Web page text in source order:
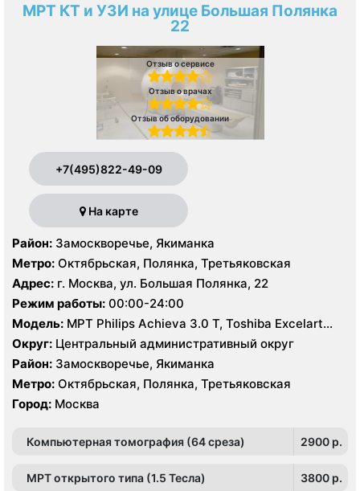
МРТ КТ и УЗИ на улице Большая Полянка
22
Отзыв о сервисе
Отзыв о врачах
Отзыв об оборудовании
+7(495)822-49-09
На карте
Район: Замоскворечье, Якиманка
Метро: Октябрьская, Полянка, Третьяковская
Адрес: г. Москва, ул. Большая Полянка, 22
Режим работы: 00:00-24:00
Модель: МРТ Philips Achieva 3.0 Т, Toshiba Excelart
Vantage 1.5 Т, КТ Philips Brilliance CT 64 среза, Philips
Brilliance CT16 срезов, УЗИ Philips HD15
Округ: Центральный административный округ
Район: Замоскворечье, Якиманка
Метро: Октябрьская, Полянка, Третьяковская
Город: Москва
Компьютерная томография (64 среза) 2900 p.
МРТ открытого типа (1.5 Тесла) 3800 p.